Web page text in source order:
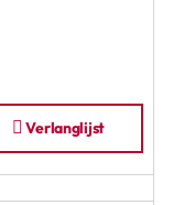
Verlanglijst